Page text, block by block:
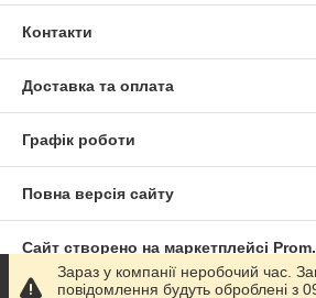
Контакти
Доставка та оплата
Графік роботи
Повна версія сайту
Сайт створено на маркетплейсі
Зараз у компанії неробочий час.
повідомлення будуть оброблені з